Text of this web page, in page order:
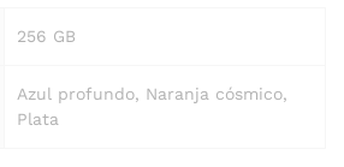
256 GB
Azul profundo, Naranja cósmico,
Plata